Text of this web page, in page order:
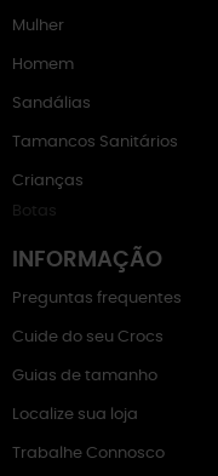
Mulher
Homem
Sandálias
Tamancos Sanitários
Crianças
Botas
INFORMAÇÃO
Preguntas frequentes
Cuide do seu Crocs
Guias de tamanho
Localize sua loja
Trabalhe Connosco